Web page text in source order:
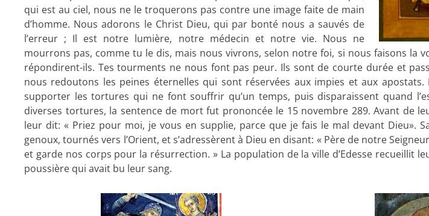
qui est au ciel, nous ne le troquerons pas contre une image faite de main
d’homme. Nous adorons le Christ Dieu, qui par bonté nous a sauvés de
l’erreur ; Il est notre lumière, notre médecin et notre vie. Nous ne
mourrons pas, comme tu le dis, mais nous vivrons, selon notre foi, si nous faisons la
répondirent-ils. Tes tourments ne nous font pas peur. Ils sont de courte durée et
nous redoutons les peines éternelles qui sont réservées aux impies et aux
supporter les tortures qui ne font souffrir qu’un temps, puis disparaissent quand
diverses tortures, la sentence de mort fut prononcée le 15 novembre 289. Avant de
leur dit: « Priez pour moi, je vous en supplie, parce que je fais le mal devant Dieu».
genoux, tournés vers l’Orient, et s’adressèrent à Dieu en disant: « Père de notre
et garde nos corps pour la résurrection. » La population de la ville d’Edesse recueillit
poussière qui avait bu leur sang.